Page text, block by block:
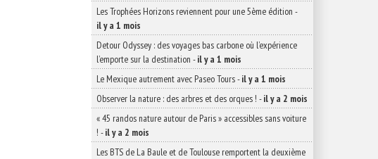
Les Trophées Horizons reviennent pour une 5ème édition -
il y a 1 mois
Detour Odyssey : des voyages bas carbone où l’expérience
l’emporte sur la destination -il y a 1 mois
Le Mexique autrement avec Paseo Tours-il y a 1 mois
Observer la nature : des arbres et des orques ! -il y a 2 mois
« 45 randos nature autour de Paris » accessibles sans voiture
! -il y a 2 mois
Les BTS de La Baule et de Toulouse remportent la deuxième